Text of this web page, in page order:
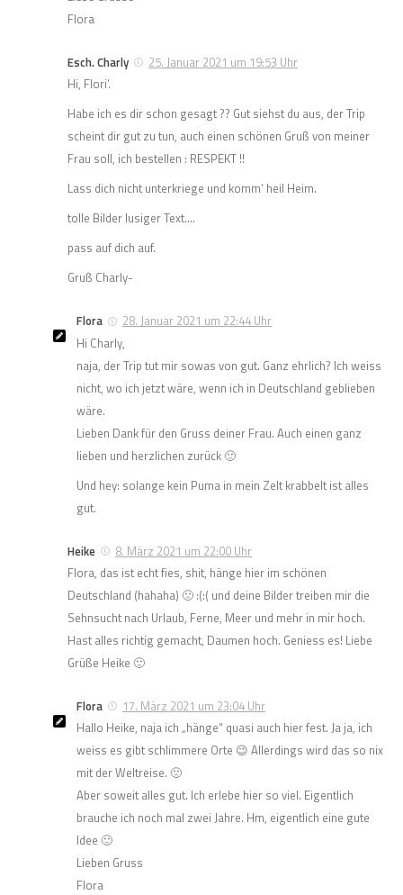
Flora
Esch. Charly
25. Januar 2021 um 19:53 Uhr
Hi, Flori‘.
Habe ich es dir schon gesagt ?? Gut siehst du aus, der Trip
scheint dir gut zu tun, auch einen schönen Gruß von meiner
Frau soll, ich bestellen : RESPEKT !!
Lass dich nicht unterkriege und komm‘ heil Heim.
tolle Bilder lusiger Text….
pass auf dich auf.
Gruß Charly-
Flora
28. Januar 2021 um 22:44 Uhr
Hi Charly,
naja, der Trip tut mir sowas von gut. Ganz ehrlich? Ich weiss
nicht, wo ich jetzt wäre, wenn ich in Deutschland geblieben
wäre.
Lieben Dank für den Gruss deiner Frau. Auch einen ganz
lieben und herzlichen zurück 🙂
Und hey: solange kein Puma in mein Zelt krabbelt ist alles
gut.
Heike
8. März 2021 um 22:00 Uhr
Flora, das ist echt fies, shit, hänge hier im schönen
Deutschland (hahaha) 🙁 :(:( und deine Bilder treiben mir die
Sehnsucht nach Urlaub, Ferne, Meer und mehr in mir hoch.
Hast alles richtig gemacht, Daumen hoch. Geniess es! Liebe
Grüße Heike 🙂
Flora
17. März 2021 um 23:04 Uhr
Hallo Heike, naja ich „hänge“ quasi auch hier fest. Ja ja, ich
weiss es gibt schlimmere Orte 😉 Allerdings wird das so nix
mit der Weltreise. 🙁
Aber soweit alles gut. Ich erlebe hier so viel. Eigentlich
brauche ich noch mal zwei Jahre. Hm, eigentlich eine gute
Idee 🙂
Lieben Gruss
Flora